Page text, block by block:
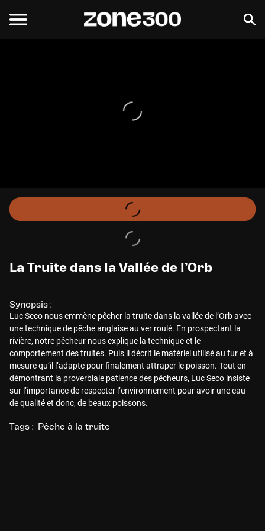
La Truite dans la Vallée de l’Orb
Synopsis :
Luc Seco nous emmène pêcher la truite dans la vallée de l’Orb avec
une technique de pêche anglaise au ver roulé. En prospectant la
rivière, notre pêcheur nous explique la technique et le
comportement des truites. Puis il décrit le matériel utilisé au fur et à
mesure qu’il l’adapte pour finalement attraper le poisson. Tout en
démontrant la proverbiale patience des pêcheurs, Luc Seco insiste
sur l’importance de respecter l’environnement pour avoir une eau
de qualité et donc, de beaux poissons.
Tags : Pêche à la truite